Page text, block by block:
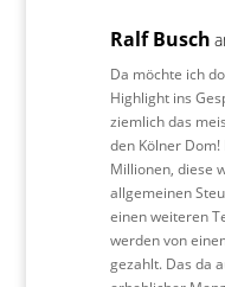
Ralf Busch
Da möchte ich
Highlight ins
ziemlich das
den Kölner
Millionen, diese
allgemeinen
einen weiteren
werden von
gezahlt. Das da